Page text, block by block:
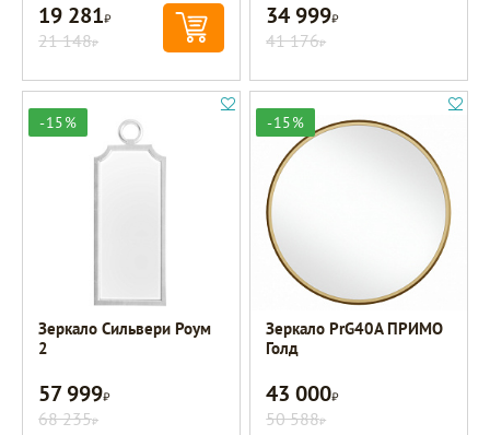
19 281Р
21 148Р
34 999Р
41 176Р
-15%
Зеркало Сильвери Роум
2
57 999Р
68 235Р
-15%
Зеркало PrG40A ПРИМО
Голд
43 000Р
50 588Р